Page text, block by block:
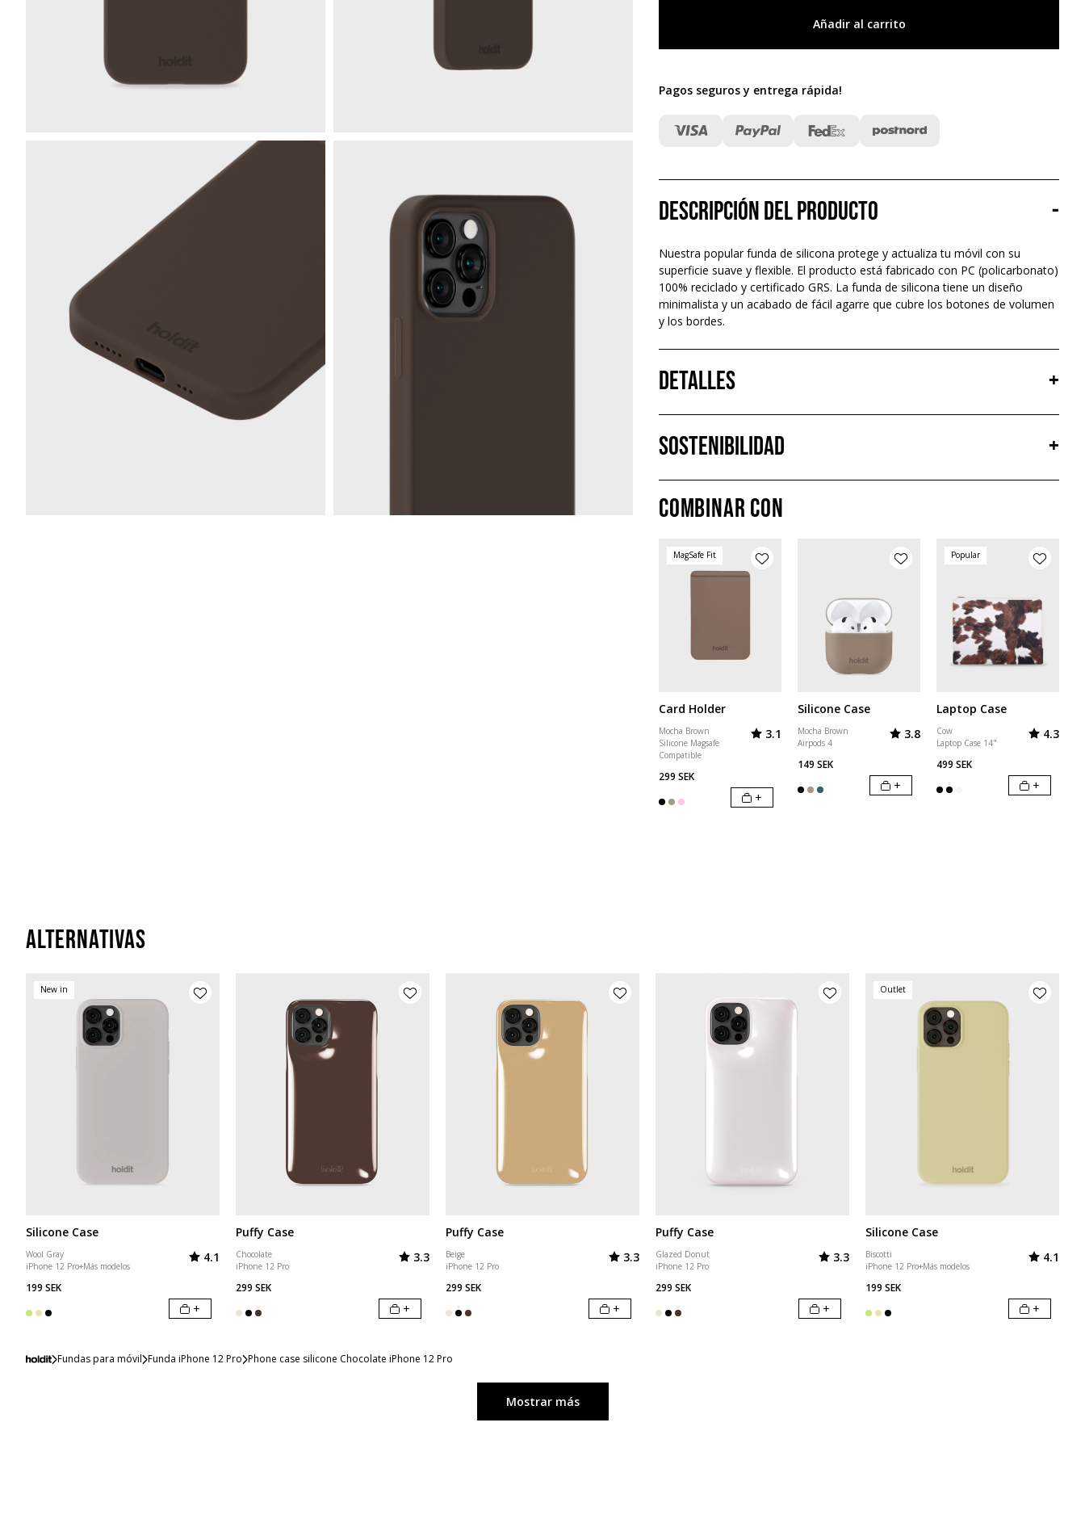
Añadir al carrito
Pagos seguros y entrega rápida!
Descripción del producto -
Nuestra popular funda de silicona protege y actualiza tu móvil con su
superficie suave y flexible. El producto está fabricado con PC (policarbonato)
100% reciclado y certificado GRS. La funda de silicona tiene un diseño
minimalista y un acabado de fácil agarre que cubre los botones de volumen
y los bordes.
Detalles +
Sostenibilidad
+
Combinar con
MagSafe Fit
Card Holder
Mocha Brown
Silicone Magsafe
Compatible
Valoración:
3.1 de 5 estrellas
299 SEK
+
Silicone Case
Mocha Brown
Airpods 4
Valoración:
3.8 de 5 estrellas
149 SEK
+
Popular
Laptop Case
Cow
Laptop Case 14"
4.3
499 SEK
+
Alternativas
New in
Silicone Case
Wool Gray
iPhone 12 Pro+Más modelos
Valoración:
4.1 de 5 estrellas
199 SEK
+
Puffy Case
Chocolate
iPhone 12 Pro
Valoración:
3.3 de 5 estrellas
299 SEK
+
Puffy Case
Beige
iPhone 12 Pro
Valoración:
3.3 de 5 estrellas
299 SEK
+
Puffy Case
Glazed Donut
iPhone 12 Pro
Valoración:
3.3 de 5 estrellas
299 SEK
+
Outlet
Silicone Case
Biscotti
iPhone 12 Pro+Más modelos
4.1
199 SEK
+
Fundas para móvil Funda iPhone 12 Pro Phone case silicone Chocolate iPhone 12 Pro
Mostrar más